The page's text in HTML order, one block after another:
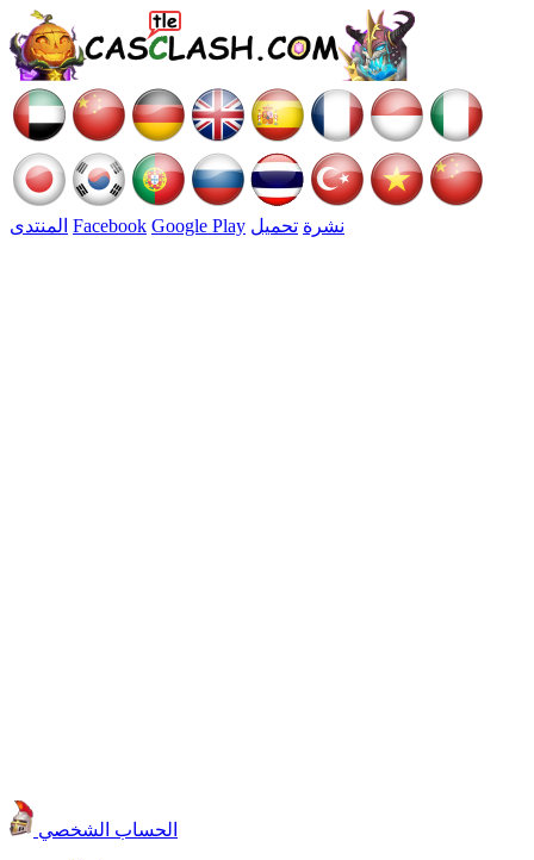
المنتدى Facebook Google Play نشرة تحميل
الحساب الشخصي